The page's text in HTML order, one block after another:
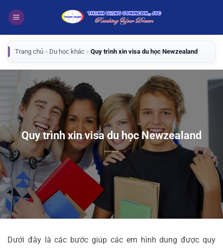
qua
dung
Trang chủ » Du học khác » Quy trình xin visa du học Newzealand
Quy trình xin visa du học Newzealand
Dưới đây là các bước giúp các em hình dung được quy